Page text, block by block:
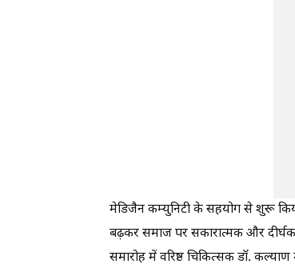
मेडिजैन कम्युनिटी के सहयोग से शुरू
बढ़कर समाज पर सकारात्मक और
समारोह में वरिष्ठ चिकित्सक डॉ.